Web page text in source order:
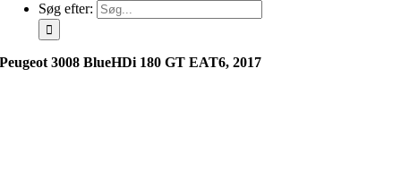
Søg efter:
Peugeot 3008 BlueHDi 180 GT EAT6, 2017